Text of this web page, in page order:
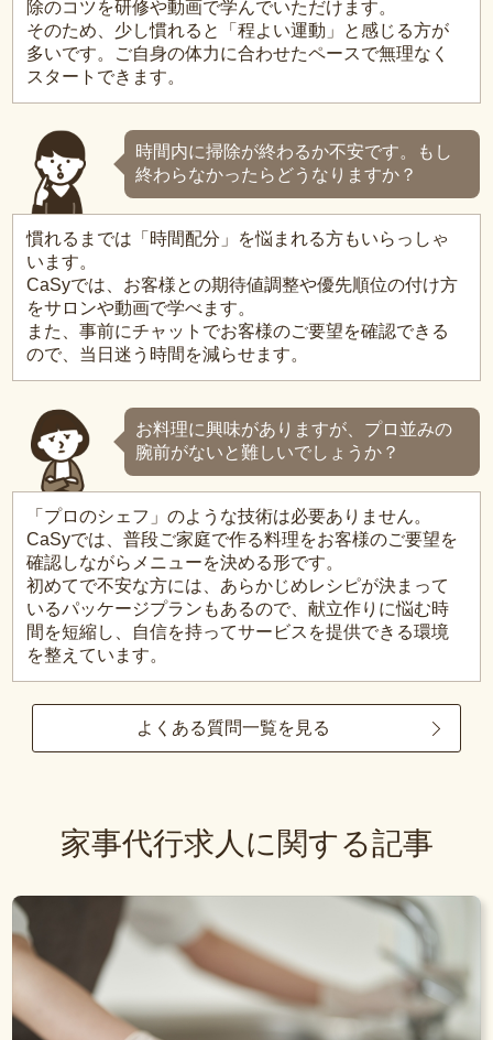
除のコツを研修や動画で学んでいただけます。
そのため、少し慣れると「程よい運動」と感じる方が
多いです。ご自身の体力に合わせたペースで無理なく
スタートできます。
時間内に掃除が終わるか不安です。もし
終わらなかったらどうなりますか？
慣れるまでは「時間配分」を悩まれる方もいらっしゃ
います。
CaSyでは、お客様との期待値調整や優先順位の付け方
をサロンや動画で学べます。
また、事前にチャットでお客様のご要望を確認できる
ので、当日迷う時間を減らせます。
お料理に興味がありますが、プロ並みの
腕前がないと難しいでしょうか？
「プロのシェフ」のような技術は必要ありません。
CaSyでは、普段ご家庭で作る料理をお客様のご要望を
確認しながらメニューを決める形です。
初めてで不安な方には、あらかじめレシピが決まって
いるパッケージプランもあるので、献立作りに悩む時
間を短縮し、自信を持ってサービスを提供できる環境
を整えています。
よくある質問一覧を見る
家事代行求人に関する記事